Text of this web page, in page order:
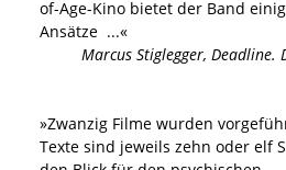
of-Age-Kino bietet der Band
Ansätze ...«
Marcus Stiglegger, Deadline.
»Zwanzig Filme wurden
Texte sind jeweils zehn oder elf